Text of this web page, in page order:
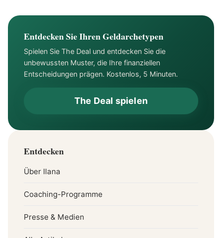
Veränderung Ihrer
Entdecken Sie Ihren Geldarchetypen
Spielen Sie The Deal und entdecken Sie die
unbewussten Muster, die Ihre finanziellen
Entscheidungen prägen. Kostenlos, 5 Minuten.
The Deal spielen
Entdecken
Über Ilana
Coaching-Programme
Presse & Medien